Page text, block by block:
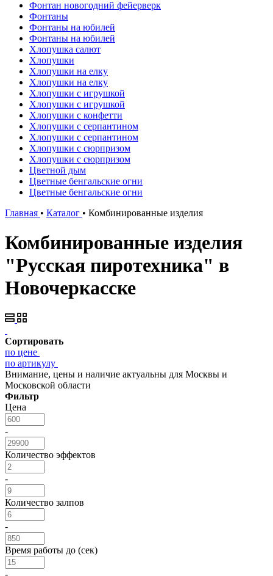
Фонтан новогодний фейерверк
Фонтаны
Фонтаны на юбилей
Фонтаны на юбилей
Хлопушка салют
Хлопушки
Хлопушки на елку
Хлопушки на елку
Хлопушки с игрушкой
Хлопушки с игрушкой
Хлопушки с конфетти
Хлопушки с серпантином
Хлопушки с серпантином
Хлопушки с сюрпризом
Хлопушки с сюрпризом
Цветной дым
Цветные бенгальские огни
Цветные бенгальские огни
Главная • Каталог • Комбинированные изделия
Комбинированные изделия
"Русская пиротехника" в
Новочеркасске
Сортировать
по цене
по артикулу
Внимание, цены и наличие актуальны для Москвы и
Московской области
Фильтр
Цена
-
Количество эффектов
-
Количество залпов
-
Время работы до (сек)
-